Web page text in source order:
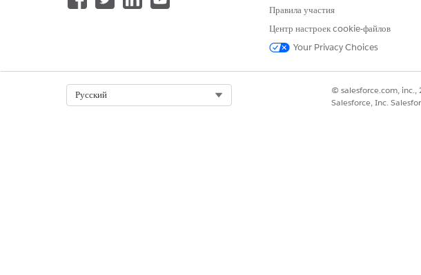
On the Custom Definitions tab, select the context
Click the Map Data tab.
Enter a Context Mapping Name.
InSelect Target Data Space
Click Create New Mapping.
Правила участия
Центр настроек cookie-файлов
Your Privacy Choices
Русский
© salesforce.com, inc.,
Salesforce, Inc.